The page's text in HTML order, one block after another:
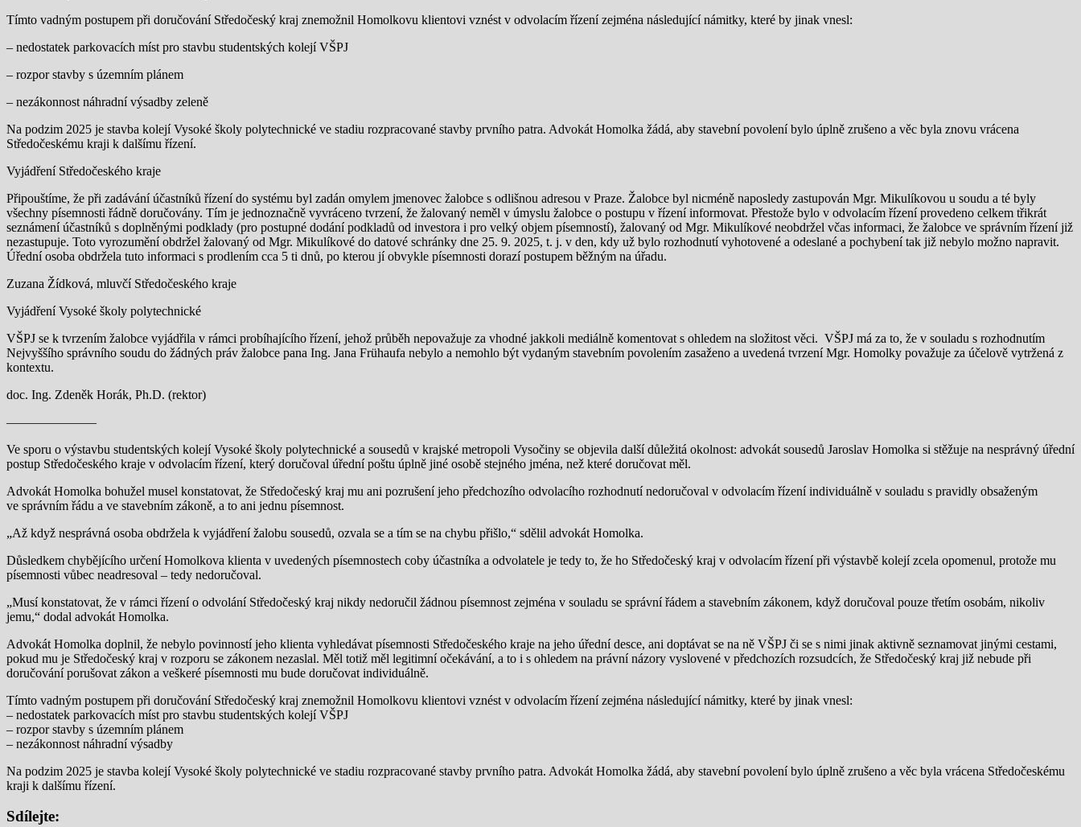
Tímto vadným postupem při doručování Středočeský kraj znemožnil Homolkovu klientovi vznést v odvolacím řízení zejména následující námitky, které by jinak vnesl:
– nedostatek parkovacích míst pro stavbu studentských kolejí VŠPJ
– rozpor stavby s územním plánem
– nezákonnost náhradní výsadby zeleně
Na podzim 2025 je stavba kolejí Vysoké školy polytechnické ve stadiu rozpracované stavby prvního patra. Advokát Homolka žádá, aby stavební povolení bylo úplně zrušeno a věc byla znovu vrácena
Středočeskému kraji k dalšímu řízení.
Vyjádření Středočeského kraje
Připouštíme, že při zadávání účastníků řízení do systému byl zadán omylem jmenovec žalobce s odlišnou adresou v Praze. Žalobce byl nicméně naposledy zastupován Mgr. Mikulíkovou u soudu a té byly
všechny písemnosti řádně doručovány. Tím je jednoznačně vyvráceno tvrzení, že žalovaný neměl v úmyslu žalobce o postupu v řízení informovat. Přestože bylo v odvolacím řízení provedeno celkem třikrát
seznámení účastníků s doplněnými podklady (pro postupné dodání podkladů od investora i pro velký objem písemností), žalovaný od Mgr. Mikulíkové neobdržel včas informaci, že žalobce ve správním řízení již
nezastupuje. Toto vyrozumění obdržel žalovaný od Mgr. Mikulíkové do datové schránky dne 25. 9. 2025, t. j. v den, kdy už bylo rozhodnutí vyhotovené a odeslané a pochybení tak již nebylo možno napravit.
Úřední osoba obdržela tuto informaci s prodlením cca 5 ti dnů, po kterou jí obvykle písemnosti dorazí postupem běžným na úřadu.
Zuzana Žídková, mluvčí Středočeského kraje
Vyjádření Vysoké školy polytechnické
VŠPJ se k tvrzením žalobce vyjádřila v rámci probíhajícího řízení, jehož průběh nepovažuje za vhodné jakkoli mediálně komentovat s ohledem na složitost věci. VŠPJ má za to, že v souladu s rozhodnutím
Nejvyššího správního soudu do žádných práv žalobce pana Ing. Jana Frühaufa nebylo a nemohlo být vydaným stavebním povolením zasaženo a uvedená tvrzení Mgr. Homolky považuje za účelově vytržená z
kontextu.
doc. Ing. Zdeněk Horák, Ph.D. (rektor)
———————
Ve sporu o výstavbu studentských kolejí Vysoké školy polytechnické a sousedů v krajské metropoli Vysočiny se objevila další důležitá okolnost: advokát sousedů Jaroslav Homolka si stěžuje na nesprávný úřední
postup Středočeského kraje v odvolacím řízení, který doručoval úřední poštu úplně jiné osobě stejného jména, než které doručovat měl.
Advokát Homolka bohužel musel konstatovat, že Středočeský kraj mu ani pozrušení jeho předchozího odvolacího rozhodnutí nedoručoval v odvolacím řízení individuálně v souladu s pravidly obsaženým
ve správním řádu a ve stavebním zákoně, a to ani jednu písemnost.
„Až když nesprávná osoba obdržela k vyjádření žalobu sousedů, ozvala se a tím se na chybu přišlo,“ sdělil advokát Homolka.
Důsledkem chybějícího určení Homolkova klienta v uvedených písemnostech coby účastníka a odvolatele je tedy to, že ho Středočeský kraj v odvolacím řízení při výstavbě kolejí zcela opomenul, protože mu
písemnosti vůbec neadresoval – tedy nedoručoval.
„Musí konstatovat, že v rámci řízení o odvolání Středočeský kraj nikdy nedoručil žádnou písemnost zejména v souladu se správní řádem a stavebním zákonem, když doručoval pouze třetím osobám, nikoliv
jemu,“ dodal advokát Homolka.
Advokát Homolka doplnil, že nebylo povinností jeho klienta vyhledávat písemnosti Středočeského kraje na jeho úřední desce, ani doptávat se na ně VŠPJ či se s nimi jinak aktivně seznamovat jinými cestami,
pokud mu je Středočeský kraj v rozporu se zákonem nezaslal. Měl totiž měl legitimní očekávání, a to i s ohledem na právní názory vyslovené v předchozích rozsudcích, že Středočeský kraj již nebude při
doručování porušovat zákon a veškeré písemnosti mu bude doručovat individuálně.
Tímto vadným postupem při doručování Středočeský kraj znemožnil Homolkovu klientovi vznést v odvolacím řízení zejména následující námitky, které by jinak vnesl:
– nedostatek parkovacích míst pro stavbu studentských kolejí VŠPJ
– rozpor stavby s územním plánem
– nezákonnost náhradní výsadby
Na podzim 2025 je stavba kolejí Vysoké školy polytechnické ve stadiu rozpracované stavby prvního patra. Advokát Homolka žádá, aby stavební povolení bylo úplně zrušeno a věc byla vrácena Středočeskému
kraji k dalšímu řízení.
Sdílejte: